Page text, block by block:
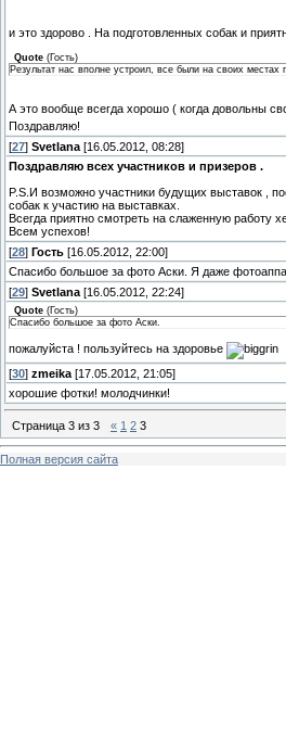
и это здорово . На подготовленных собак и
Quote (Гость)
Результат нас вполне устроил, все были на своих местах
А это вообще всегда хорошо ( когда довольны
Поздравляю!
[27] Svetlana [16.05.2012, 08:28]
Поздравляю всех участников и призеров .
P.S.И возможно участники будущих выставок ,
собак к участию на выставках.
Всегда приятно смотреть на слаженную работу
Всем успехов!
[28] Гость [16.05.2012, 22:00]
Спасибо большое за фото Аски. Я даже
[29] Svetlana [16.05.2012, 22:24]
Quote (Гость)
Спасибо большое за фото Аски.
пожалуйста ! пользуйтесь на здоровье
[30] zmeika [17.05.2012, 21:05]
хорошие фотки! молодчинки!
Страница 3 из 3 « 1 2 3
Полная версия сайта